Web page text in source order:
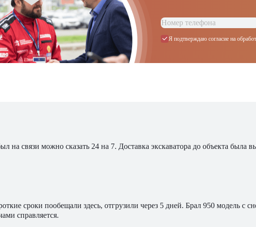
Я подтверждаю согласие на
на связи можно сказать 24 на 7. Доставка экскаватора до объекта была
сроки пообещали здесь, отгрузили через 5 дней. Брал 950 модель с
справляется.